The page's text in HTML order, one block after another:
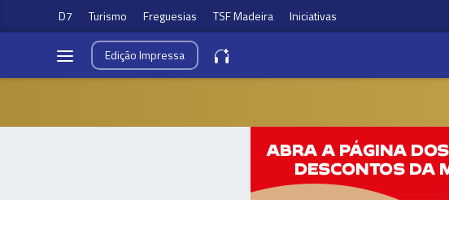
D7 Turismo Freguesias TSF Madeira Iniciativas
EdiçãoImpressa